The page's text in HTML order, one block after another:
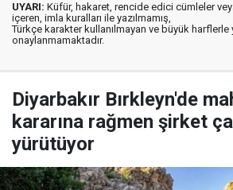
UYARI: Küfür, hakaret, rencide edici cümleler
içeren, imla kuralları ile yazılmamış,
Türkçe karakter kullanılmayan ve büyük harflerle
onaylanmamaktadır.
Diyarbakır Bırkleyn'de
kararına rağmen şirket
yürütüyor